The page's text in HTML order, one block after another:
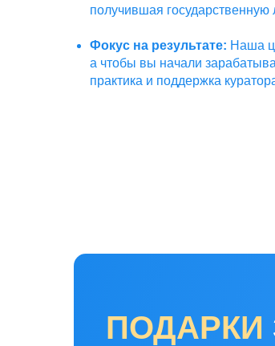
получившая государственную
Фокус на результате: Наша
а чтобы вы начали
практика и поддержка
ПОДАРКИ